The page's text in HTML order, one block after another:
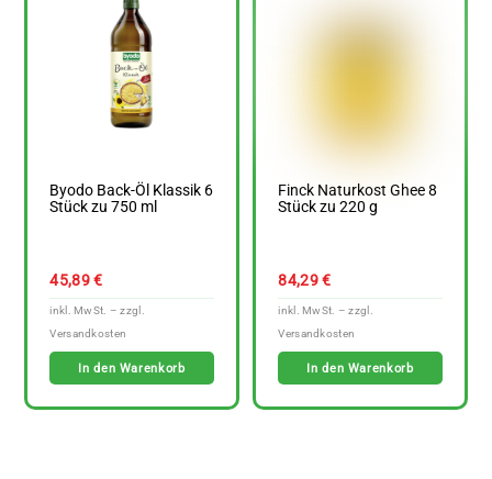
Byodo Back-Öl Klassik 6
Stück zu 750 ml
45,89€
In den Warenkorb
Finck Naturkost Ghee 8
Stück zu 220 g
84,29€
In den Warenkorb